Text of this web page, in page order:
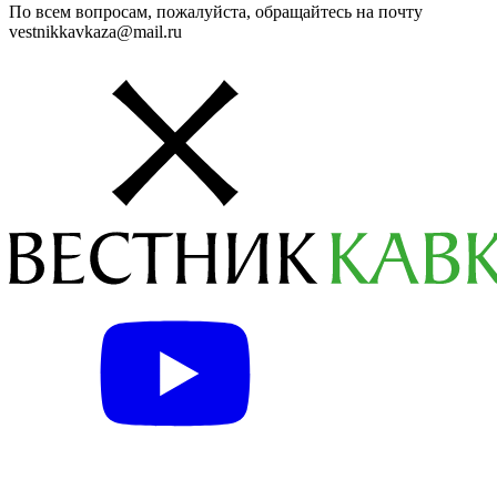
По всем вопросам, пожалуйста, обращайтесь на почту
vestnikkavkaza@mail.ru